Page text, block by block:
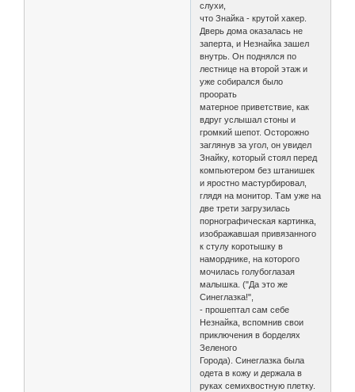
слухи,
что Знайка - крутой хакер.
Дверь дома оказалась не
заперта, и Незнайка зашел
внутрь. Он поднялся по
лестнице на второй этаж и
уже собирался было
проорать
матерное приветствие, как
вдруг услышал стоны и
громкий шепот. Осторожно
заглянув за угол, он увидел
Знайку, который стоял перед
компьютером без штанишек
и яростно мастурбировал,
глядя на монитор. Там уже на
две трети загрузилась
порнографическая картинка,
изображавшая привязанного
к стулу коротышку в
наморднике, на которого
мочилась голубоглазая
малышка. ("Да это же
Синеглазка!",
- прошептал сам себе
Незнайка, вспомнив свои
приключения в борделях
Зеленого
Города). Синеглазка была
одета в кожу и держала в
руках семихвостную плетку.